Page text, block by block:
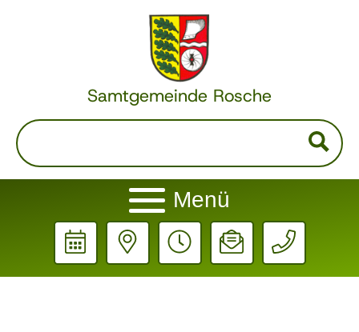
Samtgemeinde Rosche
Menü